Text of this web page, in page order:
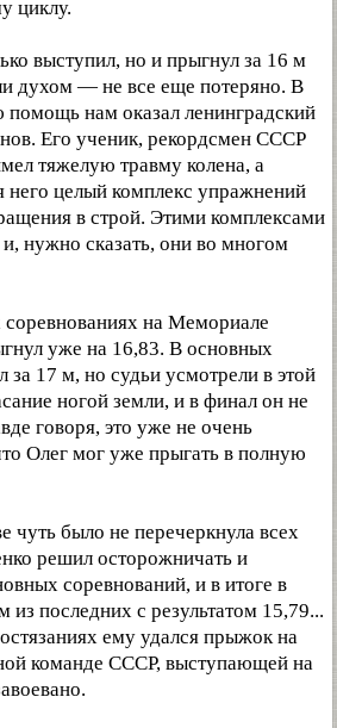
циклу.
выступил, но и прыгнул за 16 м
духом — не все еще потеряно. В
нам оказал ленинградский
Его ученик, рекордсмен СССР
тяжелую травму колена, а
целый комплекс упражнений
в строй. Этими комплексами
нужно сказать, они во многом
на Мемориале
уже на 16,83. В основных
за 17 м, но судьи усмотрели в этой
ногой земли, и в финал он не
говоря, это уже не очень
Олег мог уже прыгать в полную
чуть было не перечеркнула всех
решил осторожничать и
соревнований, и в итоге в
последних с результатом 15,79...
ему удался прыжок на
команде СССР, выступающей на